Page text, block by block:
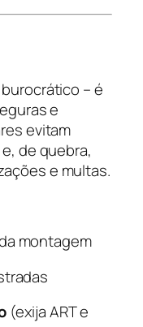
– é
e
evitam
de quebra,
e multas.
montagem
(exija ART e